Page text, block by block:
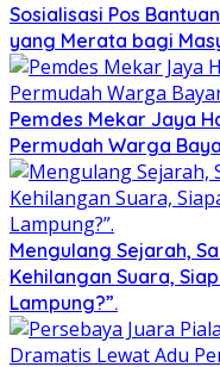
Sosialisasi Pos
yang Merata bagi
Pemdes Mekar Jaya
Permudah Warga
Mengulang Sejarah,
Kehilangan Suara,
Lampung?”.